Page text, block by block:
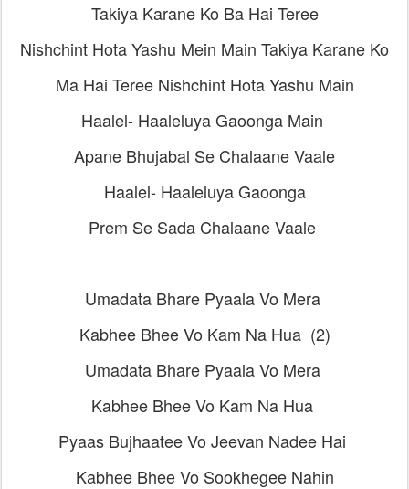
Takiya Karane Ko Ba Hai Teree
Nishchint Hota Yashu Mein Main Takiya Karane Ko
Ma Hai Teree Nishchint Hota Yashu Main
Haalel- Haaleluya Gaoonga Main
Apane Bhujabal Se Chalaane Vaale
Haalel- Haaleluya Gaoonga
Prem Se Sada Chalaane Vaale
Umadata Bhare Pyaala Vo Mera
Kabhee Bhee Vo Kam Na Hua (2)
Umadata Bhare Pyaala Vo Mera
Kabhee Bhee Vo Kam Na Hua
Pyaas Bujhaatee Vo Jeevan Nadee Hai
Kabhee Bhee Vo Sookhegee Nahin